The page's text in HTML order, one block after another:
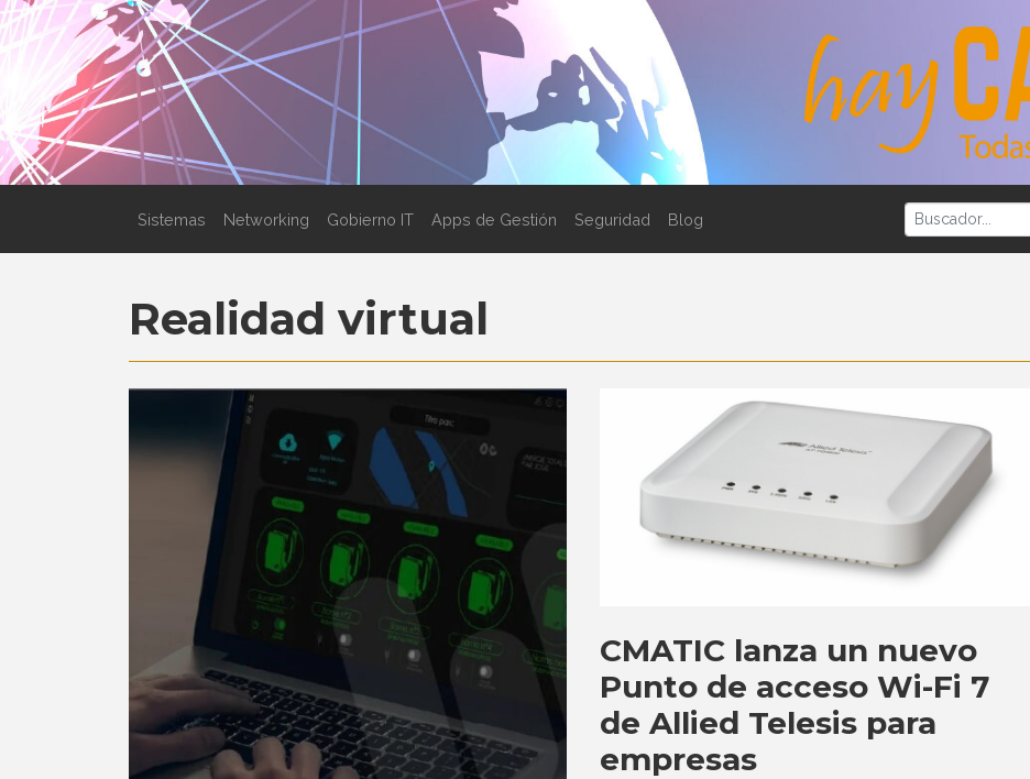
Sistemas Networking Gobierno IT Apps de Gestión Seguridad Blog
Realidad virtual
CMATIC lanza un nuevo
Punto de acceso Wi-Fi 7
de Allied Telesis para
empresas